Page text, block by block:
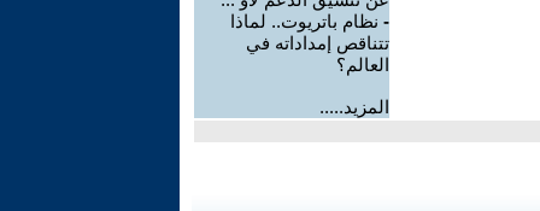
- نظام باتريوت.. لماذا
تتناقص إمداداته في
العالم؟
المزيد.....